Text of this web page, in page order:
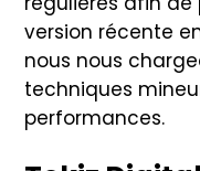
version récente
nous nous
techniques
performances.